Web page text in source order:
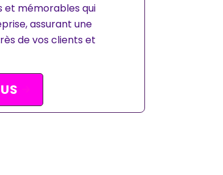
et mémorables qui
assurant une
de vos clients et